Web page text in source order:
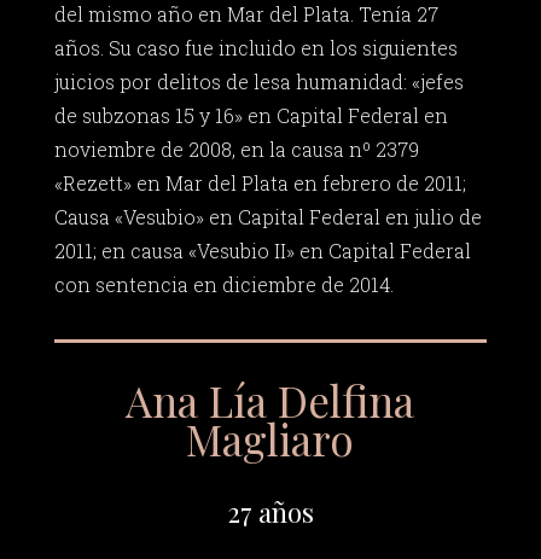
del mismo año en Mar del Plata. Tenía 27
años. Su caso fue incluido en los siguientes
juicios por delitos de lesa humanidad: «jefes
de subzonas 15 y 16» en Capital Federal en
noviembre de 2008, en la causa nº 2379
«Rezett» en Mar del Plata en febrero de 2011;
Causa «Vesubio» en Capital Federal en julio de
2011; en causa «Vesubio II» en Capital Federal
con sentencia en diciembre de 2014.
Ana Lía Delfina
Magliaro
27 años